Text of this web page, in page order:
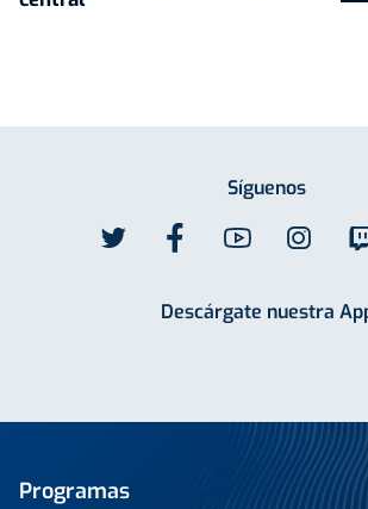
Síguenos
Descárgate nuestra
Programas